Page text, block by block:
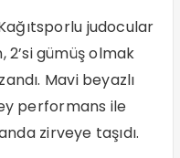
judocular
2’si gümüş olmak
Mavi beyazlı
performans ile
zirveye taşıdı.